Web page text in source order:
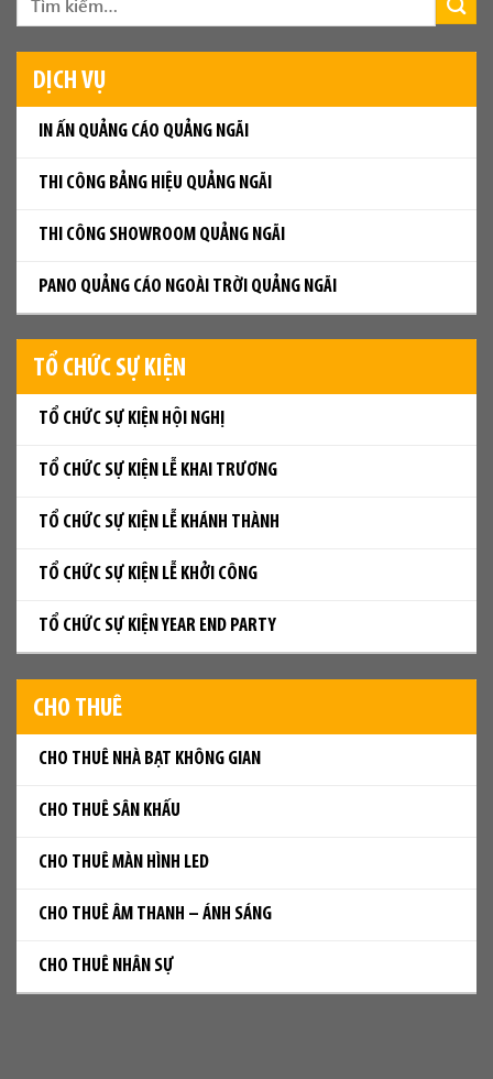
DỊCH VỤ
IN ẤN QUẢNG CÁO QUẢNG NGÃI
THI CÔNG BẢNG HIỆU QUẢNG NGÃI
THI CÔNG SHOWROOM QUẢNG NGÃI
PANO QUẢNG CÁO NGOÀI TRỜI QUẢNG NGÃI
TỔ CHỨC SỰ KIỆN
TỔ CHỨC SỰ KIỆN HỘI NGHỊ
TỔ CHỨC SỰ KIỆN LỄ KHAI TRƯƠNG
TỔ CHỨC SỰ KIỆN LỄ KHÁNH THÀNH
TỔ CHỨC SỰ KIỆN LỄ KHỞI CÔNG
TỔ CHỨC SỰ KIỆN YEAR END PARTY
CHO THUÊ
CHO THUÊ NHÀ BẠT KHÔNG GIAN
CHO THUÊ SÂN KHẤU
CHO THUÊ MÀN HÌNH LED
CHO THUÊ ÂM THANH – ÁNH SÁNG
CHO THUÊ NHÂN SỰ